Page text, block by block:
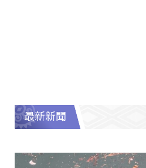
最新新聞